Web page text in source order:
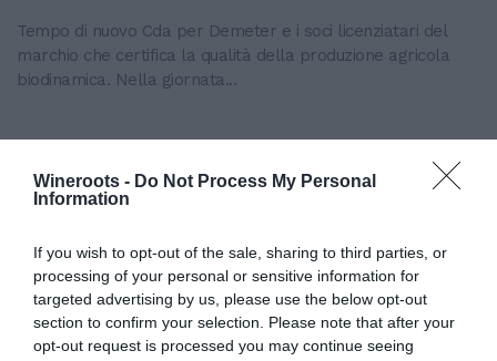
Wineroots - Do Not Process My Personal
Information
If you wish to opt-out of the sale, sharing to third parties, or
processing of your personal or sensitive information for
targeted advertising by us, please use the below opt-out
section to confirm your selection. Please note that after your
opt-out request is processed you may continue seeing
Tempo di nuovo Cda per Demeter e i soci licenziatari del
marchio che certifica la qualità della produzione agricola
biodinamica. Nella giornata...